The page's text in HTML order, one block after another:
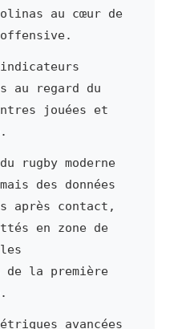
au cœur de
au regard du
jouées et
rugby moderne
des données
après contact,
en zone de
de la première
avancées